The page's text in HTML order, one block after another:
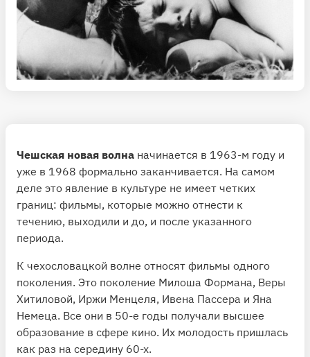
Чешская новая волна начинается в 1963-м году и
уже в 1968 формально заканчивается. На самом
деле это явление в культуре не имеет четких
границ: фильмы, которые можно отнести к
течению, выходили и до, и после указанного
периода.
К чехословацкой волне относят фильмы одного
поколения. Это поколение Милоша Формана, Веры
Хитиловой, Иржи Менцеля, Ивена Пассера и Яна
Немеца. Все они в 50-е годы получали высшее
образование в сфере кино. Их молодость пришлась
как раз на середину 60-х.